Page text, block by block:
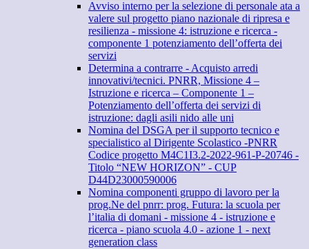
Avviso interno per la selezione di personale ata a
valere sul progetto piano nazionale di ripresa e
resilienza - missione 4: istruzione e ricerca -
componente 1 potenziamento dell’offerta dei
servizi
Determina a contrarre - Acquisto arredi
innovativi/tecnici. PNRR, Missione 4 –
Istruzione e ricerca – Componente 1 –
Potenziamento dell’offerta dei servizi di
istruzione: dagli asili nido alle uni
Nomina del DSGA per il supporto tecnico e
specialistico al Dirigente Scolastico -PNRR
Codice progetto M4C1I3.2-2022-961-P-20746 -
Titolo “NEW HORIZON” - CUP
D44D23000590006
Nomina componenti gruppo di lavoro per la
prog.Ne del pnrr: prog. Futura: la scuola per
l’italia di domani - missione 4 - istruzione e
ricerca - piano scuola 4.0 - azione 1 - next
generation class